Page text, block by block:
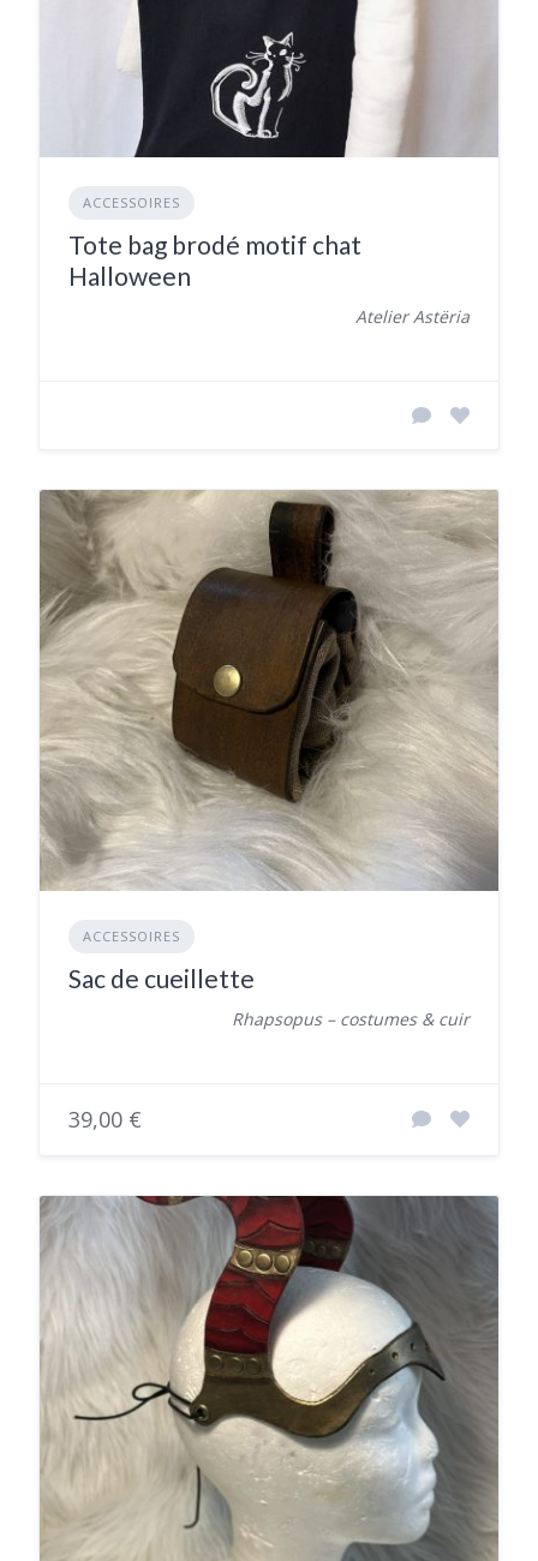
ACCESSOIRES
Tote bag brodé motif chat
Halloween
Atelier Astëria
ACCESSOIRES
Sac de cueillette
Rhapsopus – costumes & cuir
39,00 €